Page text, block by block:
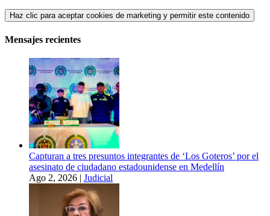
Haz clic para aceptar cookies de marketing y permitir este contenido
Mensajes recientes
Capturan a tres presuntos integrantes de ‘Los Goteros’ por el
asesinato de ciudadano estadounidense en Medellín
Ago 2, 2026 | Judicial